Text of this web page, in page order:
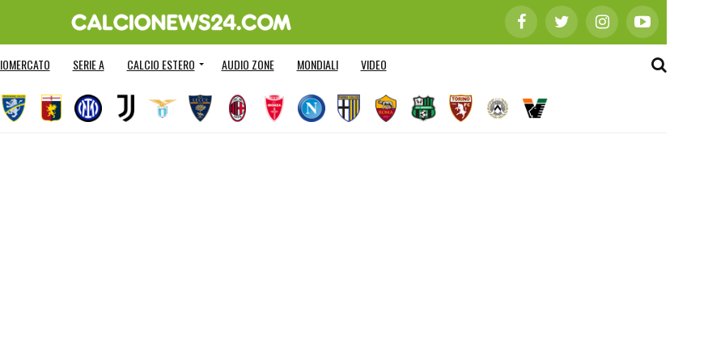
SERIE A CALCIO ESTERO AUDIO ZONE MONDIALI VIDEO